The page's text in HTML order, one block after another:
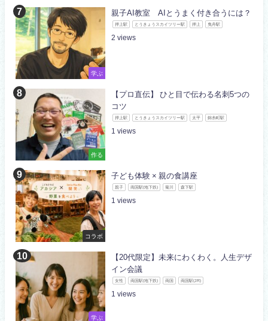
学ぶ
親子AI教室 AIとうまく付き合うには？
押上駅 とうきょうスカイツリー駅 押上 曳舟駅
2
作る
【プロ直伝】 ひと目で伝わる名刺5つの
コツ
押上駅 とうきょうスカイツリー駅 太平 錦糸町駅
1
コラボ
子ども体験 × 親の食講座
親子 両国駅(地下鉄) 菊川 森下駅
1
学ぶ
【20代限定】未来にわくわく。人生デザ
イン会議
女性 両国駅(地下鉄) 両国 両国駅(JR)
1